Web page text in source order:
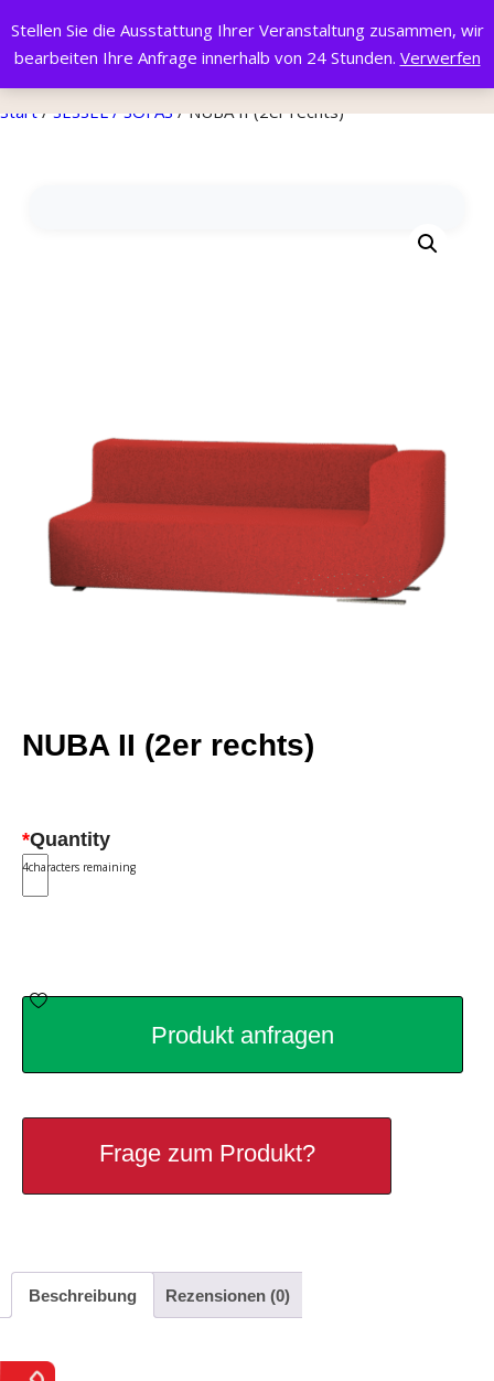
Stellen Sie die Ausstattung Ihrer Veranstaltung zusammen, wir
bearbeiten Ihre Anfrage innerhalb von 24 Stunden. Verwerfen
Start/SESSEL / SOFAS/ NUBA II (2er rechts)
NUBA II (2er rechts)
*Quantity
4characters remaining
Produkt anfragen
Frage zum Produkt?
Beschreibung Rezensionen (0)